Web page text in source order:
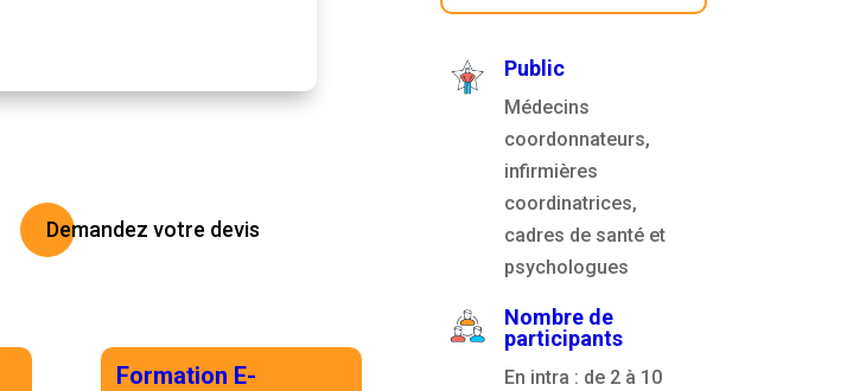
Demandez votre devis
Formation E-
Public
Médecins
coordonnateurs,
infirmières
coordinatrices,
cadres de santé et
psychologues
Nombre de
participants
En intra : de 2 à 10